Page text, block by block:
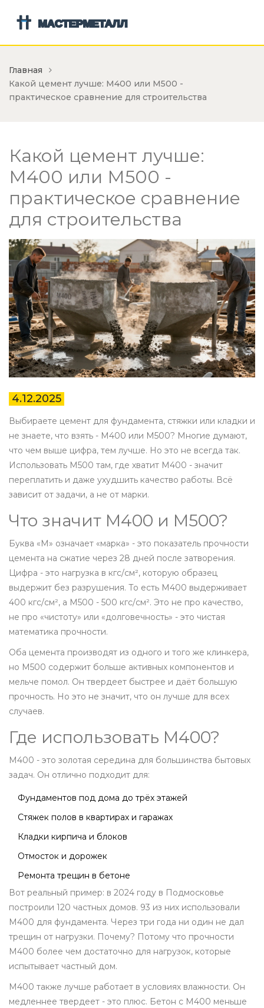
Главная
Какой цемент лучше: М400 или М500 -
практическое сравнение для строительства
Какой цемент лучше:
М400 или М500 -
практическое сравнение
для строительства
4.12.2025
Выбираете цемент для фундамента, стяжки или кладки и
не знаете, что взять - М400 или М500? Многие думают,
что чем выше цифра, тем лучше. Но это не всегда так.
Использовать М500 там, где хватит М400 - значит
переплатить и даже ухудшить качество работы. Всё
зависит от задачи, а не от марки.
Что значит М400 и М500?
Буква «М» означает «марка» - это показатель прочности
цемента на сжатие через 28 дней после затворения.
Цифра - это нагрузка в кгс/см², которую образец
выдержит без разрушения. То есть М400 выдерживает
400 кгс/см², а М500 - 500 кгс/см². Это не про качество,
не про «чистоту» или «долговечность» - это чистая
математика прочности.
Оба цемента производят из одного и того же клинкера,
но М500 содержит больше активных компонентов и
мельче помол. Он твердеет быстрее и даёт большую
прочность. Но это не значит, что он лучше для всех
случаев.
Где использовать М400?
М400 - это золотая середина для большинства бытовых
задач. Он отлично подходит для:
Фундаментов под дома до трёх этажей
Стяжек полов в квартирах и гаражах
Кладки кирпича и блоков
Отмосток и дорожек
Ремонта трещин в бетоне
Вот реальный пример: в 2024 году в Подмосковье
построили 120 частных домов. 93 из них использовали
М400 для фундамента. Через три года ни один не дал
трещин от нагрузки. Почему? Потому что прочности
М400 более чем достаточно для нагрузок, которые
испытывает частный дом.
М400 также лучше работает в условиях влажности. Он
медленнее твердеет - это плюс. Бетон с М400 меньше